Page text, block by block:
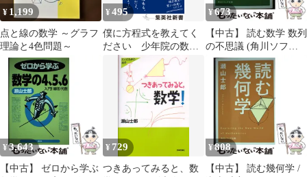
¥ 1,199
点と線の数学 ～グラフ
理論と4色問題～
¥495
僕に方程式を教えてく
ださい 少年院の数学
教室/集英社/高橋一雄
（数学）（新書）
¥ 673
【中古】 読む数学 数列
の不思議 (角川ソフィ
ア文庫 K120-2) / 瀬山士
郎 / KADOKAWA
¥ 3,643
【中古】 ゼロから学ぶ
¥ 729
つきあってみると、数
¥ 808
【中古】 読む幾何学 /